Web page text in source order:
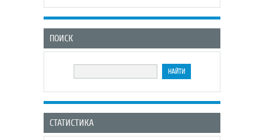
ПОИСК
СТАТИСТИКА